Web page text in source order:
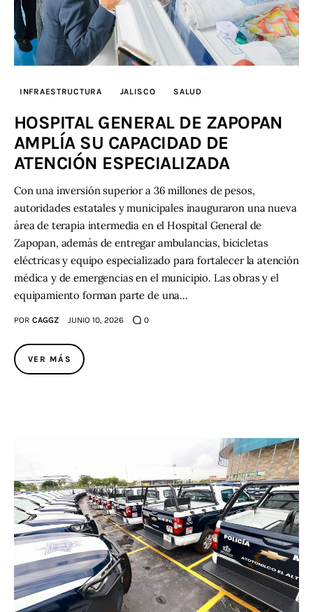
INFRAESTRUCTURA JALISCO SALUD
HOSPITAL GENERAL DE ZAPOPAN
AMPLÍA SU CAPACIDAD DE
ATENCIÓN ESPECIALIZADA
Con una inversión superior a 36 millones de pesos,
autoridades estatales y municipales inauguraron una nueva
área de terapia intermedia en el Hospital General de
Zapopan, además de entregar ambulancias, bicicletas
eléctricas y equipo especializado para fortalecer la atención
médica y de emergencias en el municipio. Las obras y el
equipamiento forman parte de una…
POR CAGGZ JUNIO 10, 2026 0
VER MÁS